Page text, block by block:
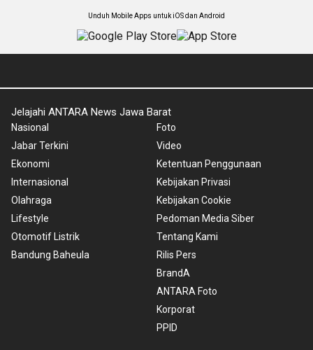
Unduh Mobile Apps untuk iOS dan Android
Jelajahi ANTARA News Jawa Barat
Nasional
Jabar Terkini
Ekonomi
Internasional
Olahraga
Lifestyle
Otomotif Listrik
Bandung Baheula
Foto
Video
Ketentuan Penggunaan
Kebijakan Privasi
Kebijakan Cookie
Pedoman Media Siber
Tentang Kami
Rilis Pers
BrandA
ANTARA Foto
Korporat
PPID